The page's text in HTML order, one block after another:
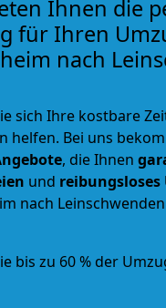
Ihnen die
für Ihren
nach
sich Ihre kostbare
helfen. Bei uns
, die Ihnen
und reibungsloses
nach
bis zu 60 % der